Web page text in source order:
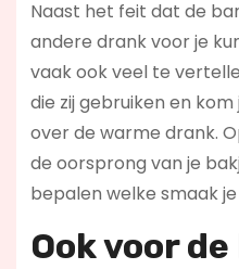
Naast het feit dat de
andere drank voor je
vaak ook veel te
die zij gebruiken en
over de warme drank.
de oorsprong van je
bepalen welke smaak
Ook voor de